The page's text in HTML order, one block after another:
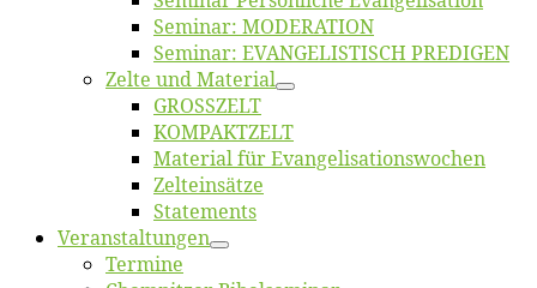
Se­mi­nar: MODERATION
Se­mi­nar: EVANGELISTISCH PREDIGEN
Zel­te und Material
GROSSZELT
KOMPAKTZELT
Ma­te­ri­al für Evangelisationswochen
Zelt­ein­sät­ze
State­ments
Ver­an­stal­tun­gen
Ter­mi­ne